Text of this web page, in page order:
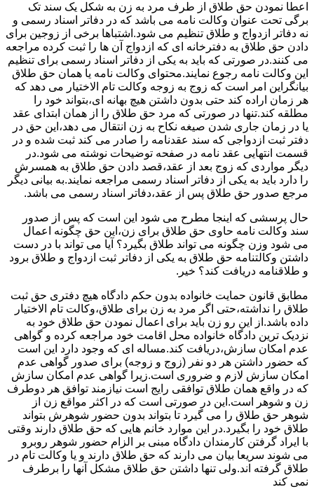
اعطا نمودن حق طلاق از طرف مرد به زن به شکل یک سند تک
برگی تحت عنوان وکالت نامه می باشد که در دفاتر اسناد رسمی و
نه دفاتر ازدواج و طلاق تنظیم می شود.اشتباها برخی از زوجین برای
دادن حق طلاق به دفترخانه ای که ازدواج آن ها را ثبت کرده مراجعه
می کنند.در صورتی که باید به یکی از دفاتر اسناد رسمی برای تنظیم
این وکالت نامه رجوع نمایند.محتوای وکالت نامه یا همان حق طلاق
بیانگراین امر است که زوج به زوجه وکالت تام الاختیار می دهد که
هر زمان اراده کند حتی بدون داشتن هیچ بهانه ای،بتواند خود را
مطلقه کند.تنها در صورتی که مرد حق طلاق را از همان ابتدای عقد
یا در زمان جاری شدن صیغه نکاح به زن انتقال می دهد،این حق در
دفتر ثبت ازدواجی که سند عقدنامه را صادر می کند ثبت شده و در
قسمت انتهایی عقد نامه در صفحه توضیحات نوشته می شود.در
دیگر مواردی که زوج بعد از عقد،قصد دادن حق طلاق به همسرش
را دارد باید به یکی از دفاتر اسناد رسمی مراجعه نمایند.به بیانی دیگر
مرجع صدور حق طلاق پس از عقد،دفاتر اسناد رسمی می باشد.
حال پرسشی که اینجا مطرح می شود این است که پس از صدور
سند وکالت نامه حاوی حق طلاق برای زن،این حق چگونه اعمال
می شود وزن چگونه می تواند طلاق بگیرد؟ آیا می تواند با در دست
داشتن وکالتنامه حق طلاق به یکی از دفاتر ثبت ازدواج و طلاق برود
و طلاقنامه دریافت کند؟ خیر.
مطابق قانون حمایت خانواده بدون حکم دادگاه هیچ دفتری حق ثبت
طلاق را نداشته،حتی اگر مرد به زن برای طلاق،وکالت تام الاختیار
داده باشد.از این رو زن باید برای اعمال نمودن حق طلاق خود به
نزدیک ترین دادگاه خانواده محل اقامت خود مراجعه کرده و گواهی
عدم امکان سازش،دریافت کند.مساله ای که وجود دارد این است
که حضور داشتن هر دو نفر (زوج و زوجه) برای صدور گواهی عدم
امکان سازش لازم و ضروری است.زیرا گواهی عدم امکان سازش
که در واقع همان طلاق توافقی رایج است نیازمند توافق هر دوطرف
زن و شوهر است.این در صورتی است که در اکثر مواقع زن از
شوهر حق طلاق را می گیرد تا بتواند بدون حضور شوهرش بتواند
طلاق خود را بگیرد.در این موارد خانم هایی که حق طلاق دارند وقتی
با ایراد گرفتن کارمندان دادگاه مبنی بر الزام حضور شوهر روبرو
می شوند سریعا بیان می دارند که حق طلاق دارند و یا وکالت تام در
طلاق گرفته اند.ولی تنها داشتن حق طلاق مشکل آنها را برطرف
نمی کند